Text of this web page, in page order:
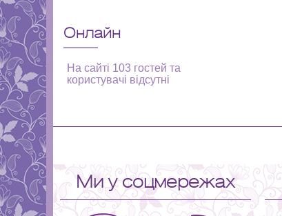
Онлайн
На сайті 103 гостей та
користувачі відсутні
Ми у соцмережах